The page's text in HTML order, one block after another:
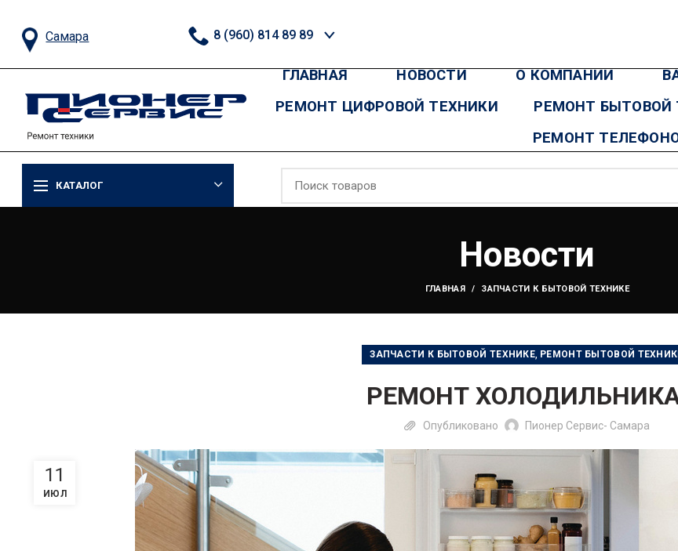
Самара
8 (960) 814 89 89
ГЛАВНАЯ НОВОСТИ О КОМПАНИИ
РЕМОНТ ЦИФРОВОЙ ТЕХНИКИ
РЕМОНТ БЫТОВОЙ
РЕМОНТ
КАТАЛОГ
Новости
ГЛАВНАЯ ЗАПЧАСТИ К БЫТОВОЙ ТЕХНИКЕ
ЗАПЧАСТИ К БЫТОВОЙ ТЕХНИКЕ, РЕМОНТ БЫТОВОЙ
РЕМОНТ
Опубликовано Пионер Сервис- Самара
11
ИЮЛ